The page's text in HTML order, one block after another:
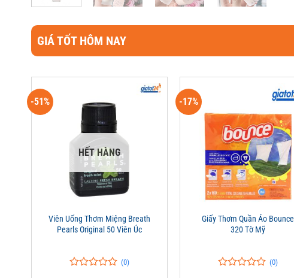
GIÁ TỐT HÔM NAY
-51%
HẾT HÀNG
Viên Uống Thơm Miệng Breath
Pearls Original 50 Viên Úc
(0)
-17%
Giấy Thơm Quần Áo Bounce
320 Tờ Mỹ
(0)